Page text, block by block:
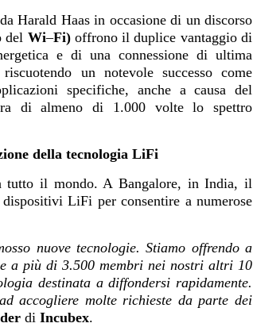
Harald Haas in occasione di un discorso
del Wi–Fi) offrono il duplice vantaggio di
e di una connessione di ultima
un notevole successo come
specifiche, anche a causa del
di almeno di 1.000 volte lo spettro
della tecnologia LiFi
tutto il mondo. A Bangalore, in India, il
LiFi per consentire a numerose
nuove tecnologie. Stiamo offrendo a
a più di 3.500 membri nei nostri altri 10
destinata a diffondersi rapidamente.
accogliere molte richieste da parte dei
di Incubex.